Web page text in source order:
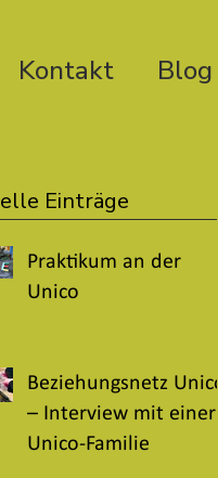
Kontakt Blog
Einträge
Praktikum an der
Unico
Beziehungsnetz Unico
– Interview mit einer
Unico-Familie